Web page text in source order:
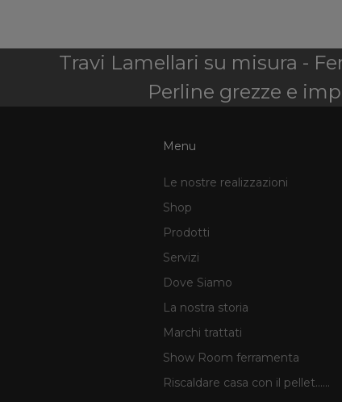
Travi Lamellari su misura -
Perline grezze e
Menu
Le nostre realizzazioni
Shop
Prodotti
Servizi
Dove Siamo
La nostra storia
Marchi trattati
Show Room ferramenta
Riscaldare casa con il pellet......